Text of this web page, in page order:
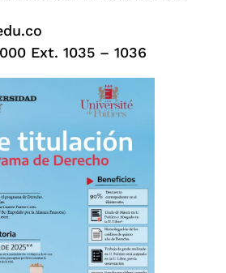
Ext. 1035 – 1036